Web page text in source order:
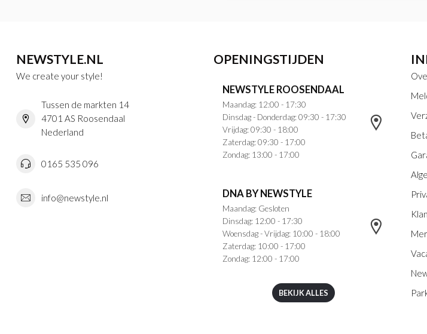
NEWSTYLE.NL
We create your style!
Tussen de markten 14
4701 AS Roosendaal
Nederland
0165 535 096
info@newstyle.nl
OPENINGSTIJDEN
NEWSTYLE ROOSENDAAL
Maandag: 12:00 - 17:30
Dinsdag - Donderdag: 09:30 - 17:30
Vrijdag: 09:30 - 18:00
Zaterdag: 09:30 - 17:00
Zondag: 13:00 - 17:00
DNA BY NEWSTYLE
Maandag: Gesloten
Dinsdag: 12:00 - 17:30
Woensdag - Vrijdag: 10:00 - 18:00
Zaterdag: 10:00 - 17:00
Zondag: 12:00 - 17:00
BEKIJK ALLES